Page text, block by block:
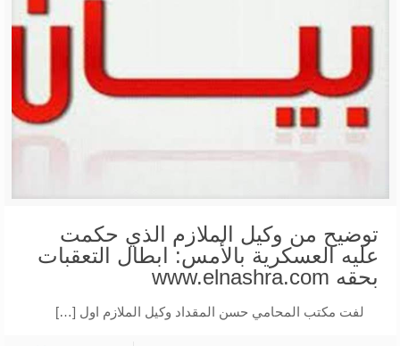
توضيح من وكيل الملازم الذي حكمت
عليه العسكرية بالأمس: ابطال التعقبات
بحقه www.elnashra.com
لفت مكتب المحامي حسن المقداد وكيل الملازم اول […]